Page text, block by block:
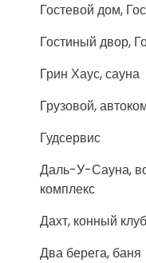
Гостевой дом,
Гостиный двор,
Грин Хаус, сауна
Грузовой,
Гудсервис
Даль-У-Сауна,
комплекс
Дахт, конный клуб
Два берега, баня